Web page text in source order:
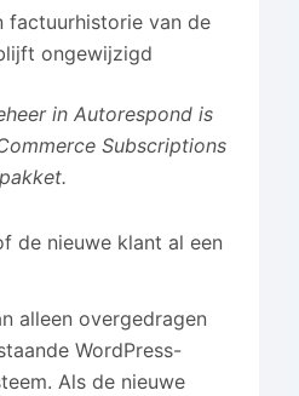
factuurhistorie van de
ongewijzigd
in Autorespond is
Subscriptions
de nieuwe klant al een
alleen overgedragen
WordPress-
Als de nieuwe